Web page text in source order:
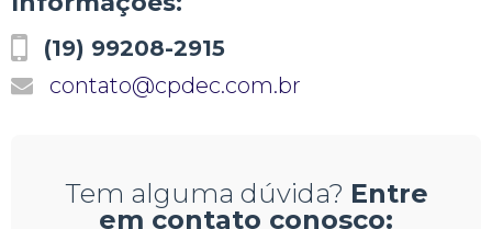
(19) 99208-2915
contato@cpdec.com.br
Tem alguma dúvida? Entre
em contato conosco: